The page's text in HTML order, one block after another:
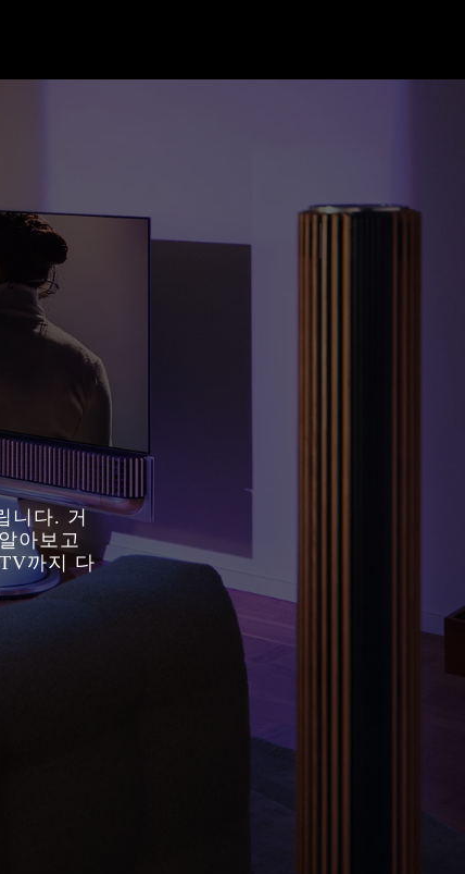
니다. 거
아보고
까지 다